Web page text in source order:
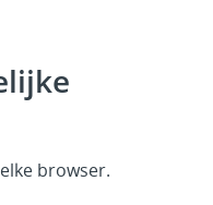
browser.